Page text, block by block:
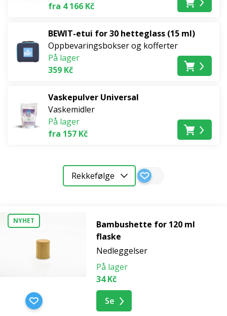
fra 4 166 Kč
BEWIT-etui for 30 hetteglass (15 ml)
Oppbevaringsbokser og kofferter
På lager
359 Kč
Vaskepulver Universal
Vaskemidler
På lager
fra 157 Kč
Rekkefølge
NYHET
Bambushette for 120 ml
flaske
Nedleggelser
På lager
34 Kč
Se